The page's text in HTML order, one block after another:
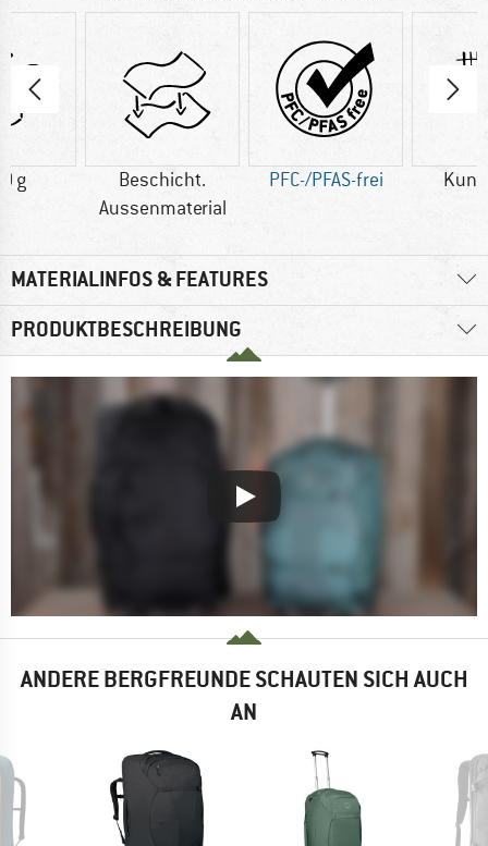
g
Beschicht.
Aussenmaterial
PFC-/PFAS-frei
MATERIALINFOS & FEATURES
PRODUKTBESCHREIBUNG
ANDERE BERGFREUNDE SCHAUTEN SICH AUCH
AN